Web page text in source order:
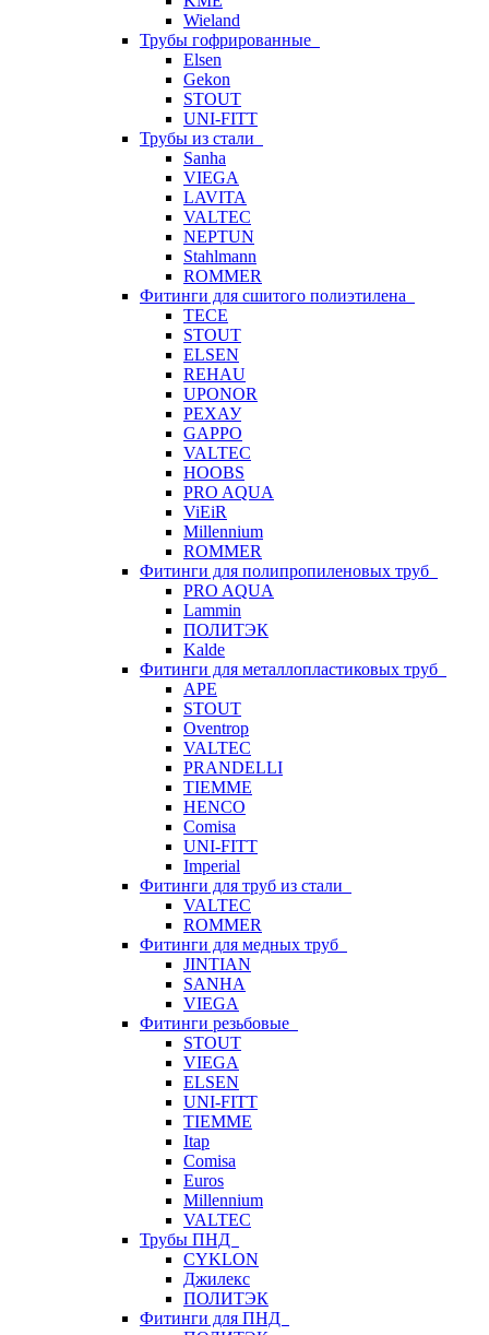
Wieland
Трубы гофрированные
Elsen
Gekon
STOUT
UNI-FITT
Трубы из стали
Sanha
VIEGA
LAVITA
VALTEC
NEPTUN
Stahlmann
ROMMER
Фитинги для сшитого полиэтилена
TECE
STOUT
ELSEN
REHAU
UPONOR
РЕХАУ
GAPPO
VALTEC
HOOBS
PRO AQUA
ViEiR
Millennium
ROMMER
Фитинги для полипропиленовых труб
PRO AQUA
Lammin
ПОЛИТЭК
Kalde
Фитинги для металлопластиковых труб
APE
STOUT
Oventrop
VALTEC
PRANDELLI
TIEMME
HENCO
Comisa
UNI-FITT
Imperial
Фитинги для труб из стали
VALTEC
ROMMER
Фитинги для медных труб
JINTIAN
SANHA
VIEGA
Фитинги резьбовые
STOUT
VIEGA
ELSEN
UNI-FITT
TIEMME
Itap
Comisa
Euros
Millennium
VALTEC
Трубы ПНД
CYKLON
Джилекс
ПОЛИТЭК
Фитинги для ПНД